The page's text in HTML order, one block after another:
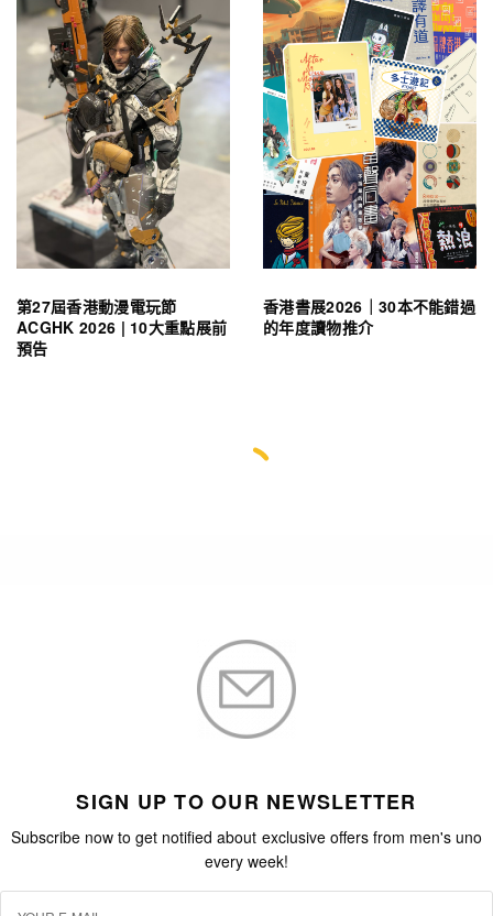
第27屆香港動漫電玩節
ACGHK 2026 | 10大重點展前
預告
香港書展2026｜30本不能錯過
的年度讀物推介
英倫時裝品味加持│Paul Smith X